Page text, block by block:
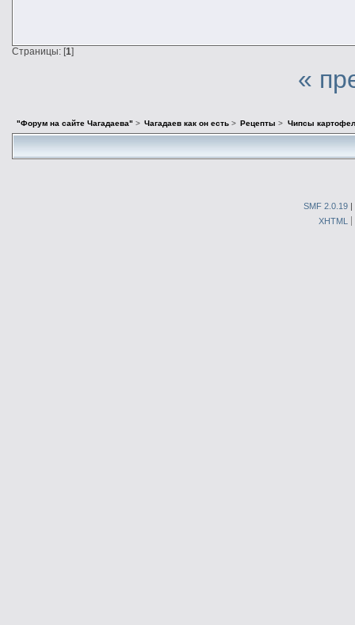
Страницы: [1]
«
"Форум на сайте Чагадаева" > Чагадаев как он есть > Рецепты > Чипсы
SMF 2.0.19
XHTML